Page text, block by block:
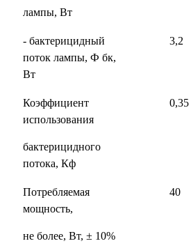
лампы, Вт
- бактерицидный
поток лампы, Ф бк,
Вт
3,2
Коэффициент
использования
бактерицидного
потока, Кф
0,35
Потребляемая
мощность,
не более, Вт, ± 10%
40